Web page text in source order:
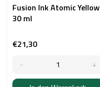
Fusion Ink Atomic Yellow
30 ml
€21,30